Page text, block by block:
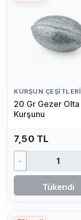
KURŞUN ÇEŞITLERI
20 Gr Gezer Olta
Kurşunu
7,50 TL
-
Tükendi